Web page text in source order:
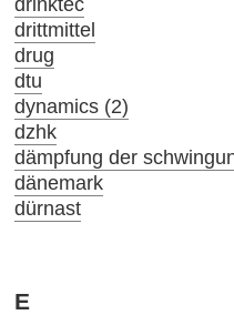
drittmittel
drug
dtu
dynamics (2)
dzhk
dämpfung der
dänemark
dürnast
E